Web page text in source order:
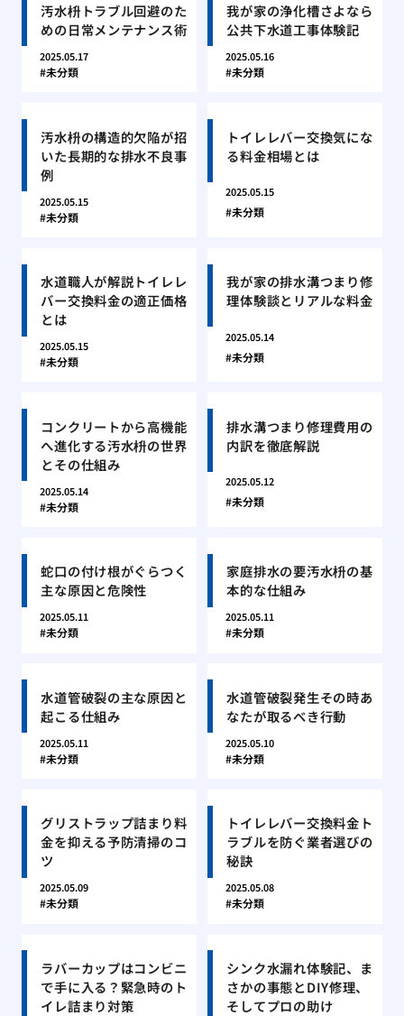
汚水枡トラブル回避のた
めの日常メンテナンス術
2025.05.17
未分類
我が家の浄化槽さよなら
公共下水道工事体験記
2025.05.16
未分類
汚水枡の構造的欠陥が招
いた長期的な排水不良事
例
2025.05.15
未分類
トイレレバー交換気にな
る料金相場とは
2025.05.15
未分類
水道職人が解説トイレレ
バー交換料金の適正価格
とは
2025.05.15
未分類
我が家の排水溝つまり修
理体験談とリアルな料金
2025.05.14
未分類
コンクリートから高機能
へ進化する汚水枡の世界
とその仕組み
2025.05.14
未分類
排水溝つまり修理費用の
内訳を徹底解説
2025.05.12
未分類
蛇口の付け根がぐらつく
主な原因と危険性
2025.05.11
未分類
家庭排水の要汚水枡の基
本的な仕組み
2025.05.11
未分類
水道管破裂の主な原因と
起こる仕組み
2025.05.11
未分類
水道管破裂発生その時あ
なたが取るべき行動
2025.05.10
未分類
グリストラップ詰まり料
金を抑える予防清掃のコ
ツ
2025.05.09
未分類
トイレレバー交換料金ト
ラブルを防ぐ業者選びの
秘訣
2025.05.08
未分類
ラバーカップはコンビニ
で手に入る？緊急時のト
イレ詰まり対策
シンク水漏れ体験記、ま
さかの事態とDIY修理、
そしてプロの助け